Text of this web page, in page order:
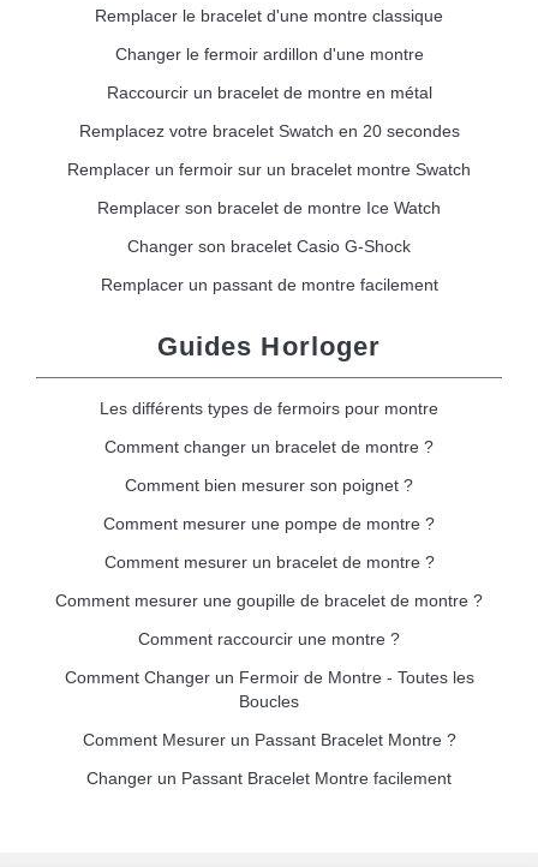
Remplacer le bracelet d'une montre classique
Changer le fermoir ardillon d'une montre
Raccourcir un bracelet de montre en métal
Remplacez votre bracelet Swatch en 20 secondes
Remplacer un fermoir sur un bracelet montre Swatch
Remplacer son bracelet de montre Ice Watch
Changer son bracelet Casio G-Shock
Remplacer un passant de montre facilement
Guides Horloger
Les différents types de fermoirs pour montre
Comment changer un bracelet de montre ?
Comment bien mesurer son poignet ?
Comment mesurer une pompe de montre ?
Comment mesurer un bracelet de montre ?
Comment mesurer une goupille de bracelet de montre ?
Comment raccourcir une montre ?
Comment Changer un Fermoir de Montre - Toutes les
Boucles
Comment Mesurer un Passant Bracelet Montre ?
Changer un Passant Bracelet Montre facilement